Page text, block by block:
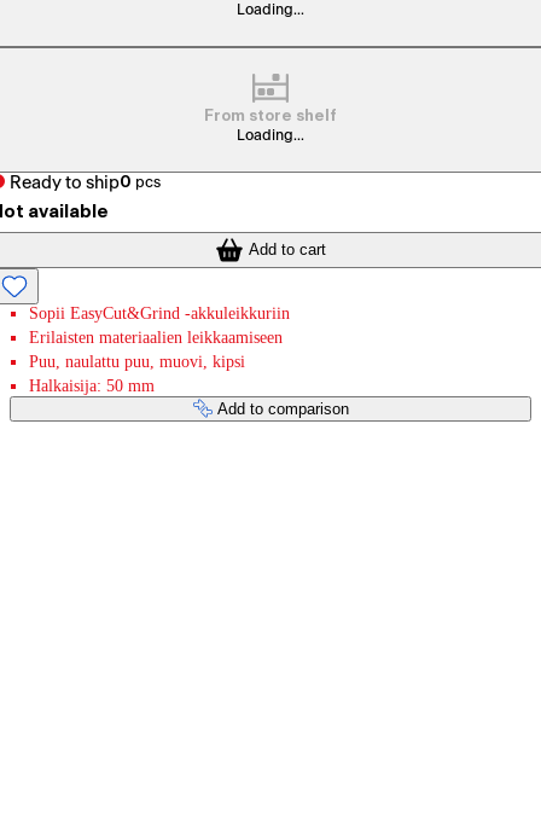
Loading...
From store shelf
Loading...
Ready to ship0 pcs
available
Add to cart
Sopii EasyCut&Grind -akkuleikkuriin
Erilaisten materiaalien leikkaamiseen
Puu, naulattu puu, muovi, kipsi
Halkaisija: 50 mm
Add to comparison